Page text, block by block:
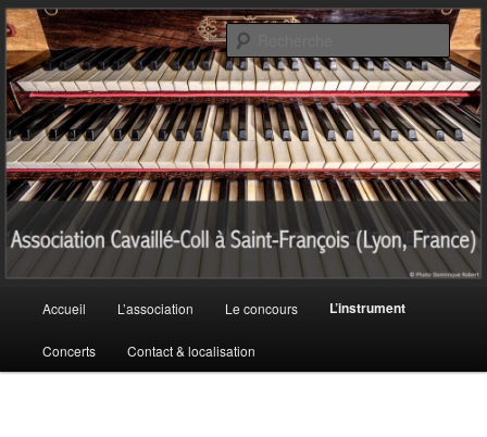
Aller
au
contenu
principalAssociation Cavaillé-Coll à Saint-
François (Lyon, France)
principal
Accueil L’association Le concours L’instrument
Concerts Contact & localisation